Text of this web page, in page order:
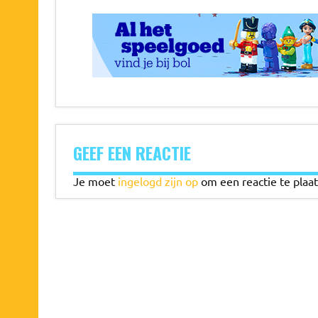
GEEF EEN REACTIE
Je moet ingelogd zijn opom een reactie te